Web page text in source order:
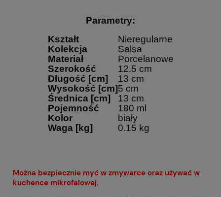
Parametry:
Kształt
Nieregularne
Kolekcja
Salsa
Materiał
Porcelanowe
Szerokość
12.5 cm
Długość [cm]
13 cm
Wysokość [cm]5 cm
Średnica [cm]
13 cm
Pojemność
180 ml
Kolor
biały
Waga [kg]
0.15 kg
Można bezpiecznie myć w zmywarce oraz używać w
kuchence mikrofalowej.